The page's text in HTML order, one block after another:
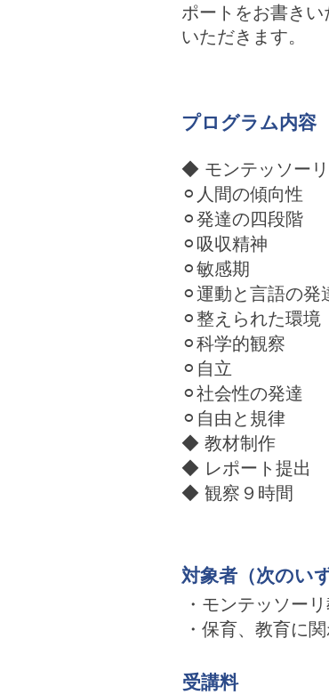
ポートをお書き
いただきます。
プログラム内容
◆ モンテッソー
⚪︎​人間の傾向性
⚪︎発達の四段階
⚪︎吸収精神
⚪︎敏感期
⚪︎運動と言語の発
⚪︎整えられた環境
⚪︎科学的観察
⚪︎自立
⚪︎社会性の発達
⚪︎自由と規律
◆ 教材制作
◆ レポート提出
◆ 観察９時間
対象者（次のい
・モンテッソー
・保育、教育に
受講料